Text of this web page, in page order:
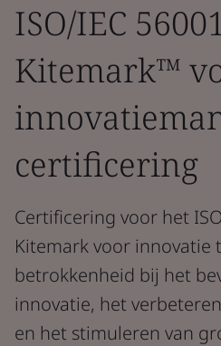
ISO/IEC
Kitemark™
certificering
Certificering voor het
Kitemark voor innovatie
betrokkenheid bij het
innovatie, het
en het stimuleren van